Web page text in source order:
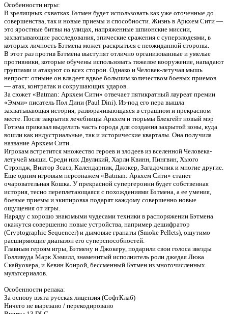
Предлагаем скачать
Batman: Arkham City (2011)
RePack от Spieler»
Особенности игры:
В зрелищных схватках Бэтмен будет использовать как уже оточенные до
совершенства, так и новые приемы и способности. Жизнь в Аркхем Сити —
это яростные битвы на улицах, напряженные шпионские миссии,
захватывающие расследования, эпические сражения с суперзлодеями, в
которых личность Бэтмена может раскрыться с неожиданной стороны.
В этот раз против Бэтмена выступят отлично организованные и умелые
противники, которые обучены использовать тяжелое вооружение, нападают
группами и атакуют со всех сторон. Однако и Человек-летучая мышь
непрост: отныне он владеет вдвое большим количеством боевых приемов
— атак, контратак и сокрушающих ударов.
За сюжет «Batman: Аркхем Сити» отвечает пятикратный лауреат премии
«Эмми» писатель Пол Дини (Paul Dini). Из-под его пера вышла
захватывающая история, разворачивающаяся в страшном и прекрасном
месте. После закрытия лечебницы Аркхем и тюрьмы Блекгейт новый мэр
Готэма приказал выделить часть города для создания закрытой зоны, куда
вошли как индустриальные, так и исторические кварталы. Она получила
название Аркхем Сити.
Игрокам встретится множество героев и злодеев из вселенной Человека-
летучей мыши. Среди них Двуликий, Харли Квинн, Пингвин, Хьюго
Стрэндж, Виктор Зсасз, Календарник, Джокер, Загадочник и многие другие.
Еще одним игровым персонажем «Batman: Аркхем Сити» станет
очаровательная Кошка. У прекрасной супергероини будет собственная
история, тесно переплетающаяся с похождениями Бэтмена, а ее умения,
боевые приемы и экипировка подарят каждому совершенно новые
ощущения от игры.
Наряду с хорошо знакомыми чудесами техники в распоряжении Бэтмена
окажутся совершенно новые устройства, например дешифратор
(Cryptographic Sequencer) и дымовые гранаты (Smoke Pellets), ощутимо
расширяющие диапазон его суперспособностей.
Главным героям игры, Бэтмену и Джокеру, подарили свои голоса звезды
Голливуда Марк Хэмилл, знаменитый исполнитель роли джедая Люка
Скайуокера, и Кевин Конрой, бессменный Бэтмен из многочисленных
мультсериалов.
Особенности репака:
За основу взята русская лицензия (СофтКлаб)
Ничего не вырезано / перекодировано